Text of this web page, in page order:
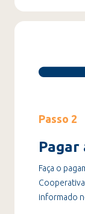
Passo 2
Pagar
Faça o
informado